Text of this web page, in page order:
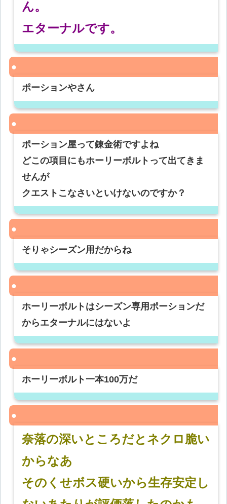
ん。
エターナルです。
ポーションやさん
ポーション屋って錬金術ですよね
どこの項目にもホーリーボルトって出てきま
せんが
クエストこなさいといけないのですか？
そりゃシーズン用だからね
ホーリーボルトはシーズン専用ポーションだ
からエターナルにはないよ
ホーリーボルト一本100万だ
奈落の深いところだとネクロ脆い
からなあ
そのくせボス硬いから生存安定し